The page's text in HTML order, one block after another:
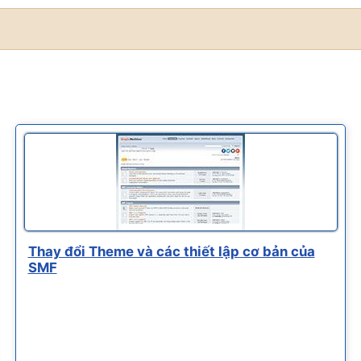
Thay đổi Theme và các thiết lập cơ bản của
SMF